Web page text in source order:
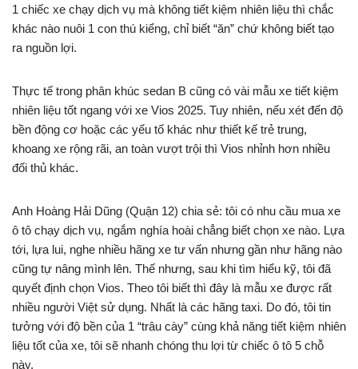
1 chiếc xe chạy dịch vụ mà không tiết kiệm nhiên liệu thì chắc
khác nào nuôi 1 con thú kiểng, chỉ biết “ăn” chứ không biết tạo
ra nguồn lợi.
Thực tế trong phân khúc sedan B cũng có vài mẫu xe tiết kiệm
nhiên liệu tốt ngang với xe Vios 2025. Tuy nhiên, nếu xét đến độ
bền động cơ hoặc các yếu tố khác như thiết kế trẻ trung,
khoang xe rộng rãi, an toàn vượt trội thì Vios nhỉnh hơn nhiều
đối thủ khác.
Anh Hoàng Hải Dũng (Quận 12) chia sẻ: tôi có nhu cầu mua xe
ô tô chạy dịch vụ, ngắm nghía hoài chẳng biết chọn xe nào. Lựa
tới, lựa lui, nghe nhiều hãng xe tư vấn nhưng gần như hãng nào
cũng tự nâng mình lên. Thế nhưng, sau khi tìm hiểu kỹ, tôi đã
quyết định chọn Vios. Theo tôi biết thì đây là mẫu xe được rất
nhiều người Việt sử dụng. Nhất là các hãng taxi. Do đó, tôi tin
tưởng với độ bền của 1 “trâu cày” cùng khả năng tiết kiệm nhiên
liệu tốt của xe, tôi sẽ nhanh chóng thu lợi từ chiếc ô tô 5 chỗ
này.